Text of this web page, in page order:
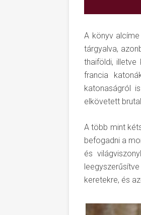
A könyv
tárgyalva,
thaiföldi,
francia
katonaságról
elkövetett
A több mint
befogadni a
és
keretekre, és